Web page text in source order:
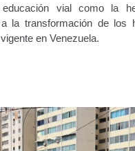
vial como la
la transformación de los
en Venezuela.